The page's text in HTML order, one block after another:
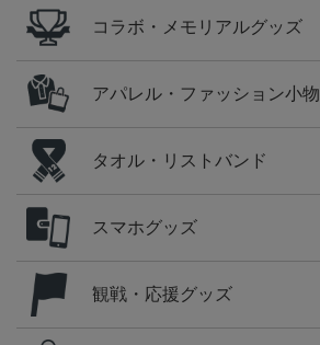
コラボ・メモリアルグッズ
アパレル・ファッション小物
タオル・リストバンド
スマホグッズ
観戦・応援グッズ